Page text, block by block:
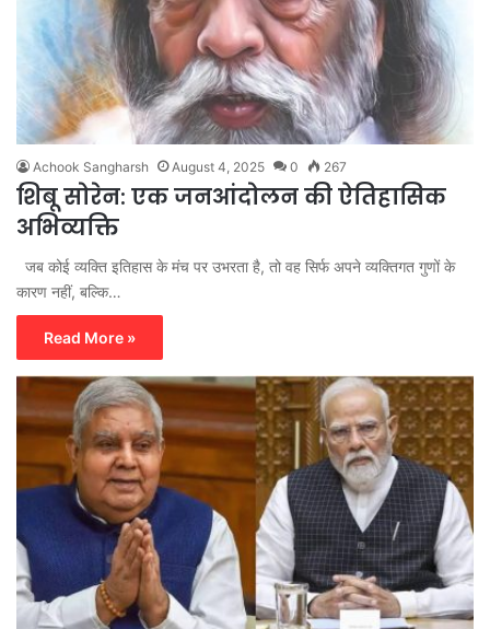
Achook Sangharsh August 4, 2025 0 267
शिबू सोरेन: एक जनआंदोलन की ऐतिहासिक
अभिव्यक्ति
जब कोई व्यक्ति इतिहास के मंच पर उभरता है, तो वह सिर्फ अपने व्यक्तिगत गुणों के
कारण नहीं, बल्कि…
Read More »